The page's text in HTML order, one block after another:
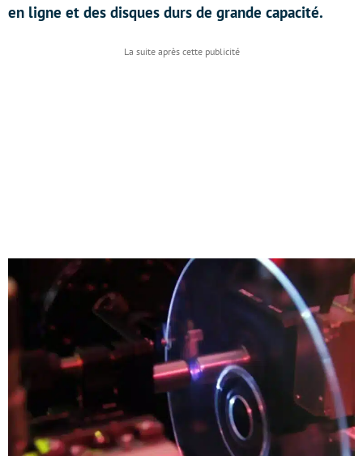
en ligne et des disques durs de grande capacité.